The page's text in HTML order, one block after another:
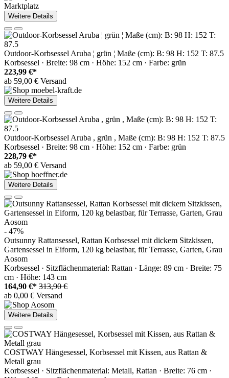
Marktplatz
Weitere Details
Outdoor-Korbsessel Aruba ¦ grün ¦ Maße (cm): B: 98 H: 152 T: 87.5
Korbsessel · Breite: 98 cm · Höhe: 152 cm · Farbe: grün
223,99 €*
ab 59,00 € Versand
Weitere Details
Outdoor-Korbsessel Aruba , grün , Maße (cm): B: 98 H: 152 T: 87.5
Korbsessel · Breite: 98 cm · Höhe: 152 cm · Farbe: grün
228,79 €*
ab 59,00 € Versand
Weitere Details
- 47%
Outsunny Rattansessel, Rattan Korbsessel mit dickem Sitzkissen,
Gartensessel in Eiform, 120 kg belastbar, für Terrasse, Garten, Grau
Aosom
Korbsessel · Sitzflächenmaterial: Rattan · Länge: 89 cm · Breite: 75
cm · Höhe: 143 cm
164,90 €* 313,90 €
ab 0,00 € Versand
Weitere Details
COSTWAY Hängesessel, Korbsessel mit Kissen, aus Rattan &
Metall grau
Korbsessel · Sitzflächenmaterial: Metall, Rattan · Breite: 76 cm ·